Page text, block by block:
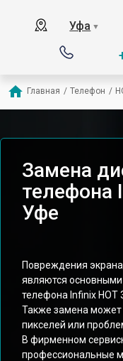
Уфа ▼
Главная / Телефон /
Замена
телефона
Уфе
Повреждения
являются
телефона Infinix HOT
Также замена может
пикселей или
В фирменном
профессиональные